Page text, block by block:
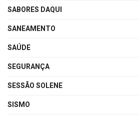
SABORES DAQUI
SANEAMENTO
SAÚDE
SEGURANÇA
SESSÃO SOLENE
SISMO